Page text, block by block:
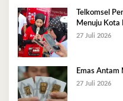
Telkomsel
Menuju Kota
27 Juli 2026
Emas Antam
27 Juli 2026